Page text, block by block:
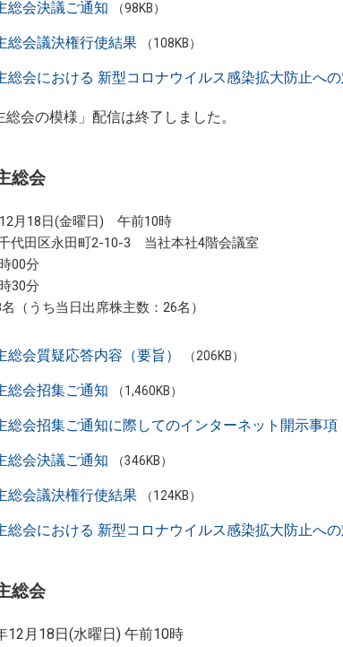
総会決議ご通知 （98KB）
総会議決権行使結果 （108KB）
総会における 新型コロナウイルス感染拡⼤防⽌へ
総会の模様」配信は終了しました。
総会
月18日(金曜日) 午前10時
代田区永田町2-10-3 当社本社4階会議室
00分
30分
（うち当日出席株主数：26名）
会質疑応答内容（要旨） （206KB）
総会招集ご通知 （1,460KB）
総会招集ご通知に際してのインターネット開示事項
総会決議ご通知 （346KB）
総会議決権行使結果 （124KB）
総会における 新型コロナウイルス感染拡⼤防⽌へ
総会
12月18日(水曜日) 午前10時